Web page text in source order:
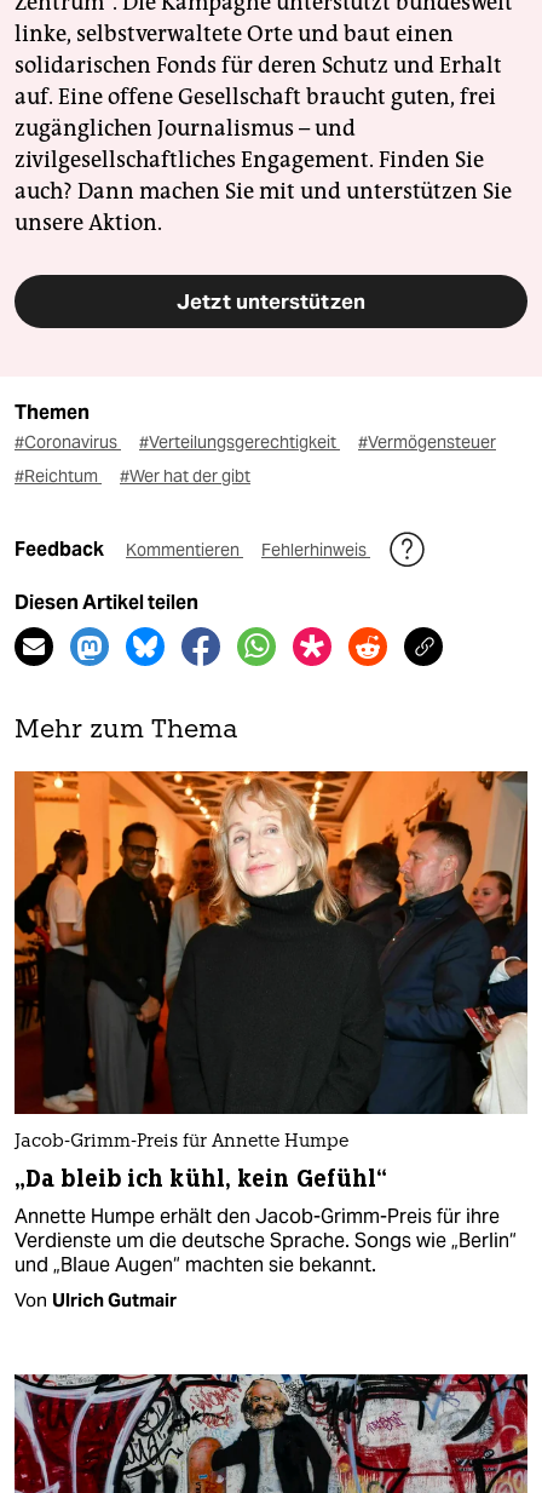
linke, selbstverwaltete Orte und baut einen
solidarischen Fonds für deren Schutz und Erhalt
auf. Eine offene Gesellschaft braucht guten, frei
zugänglichen Journalismus – und
zivilgesellschaftliches Engagement. Finden Sie
auch? Dann machen Sie mit und unterstützen Sie
unsere Aktion.
Jetzt unterstützen
Themen
#Coronavirus #Verteilungsgerechtigkeit
#Vermögensteuer
#Reichtum
#Wer hat der gibt
Feedback Kommentieren Fehlerhinweis
Diesen Artikel teilen
Mehr zum Thema
Jacob-Grimm-Preis für Annette Humpe
„Da bleib ich kühl, kein Gefühl“
Annette Humpe erhält den Jacob-Grimm-Preis für ihre
Verdienste um die deutsche Sprache. Songs wie „Berlin“
und „Blaue Augen“ machten sie bekannt.
Von Ulrich Gutmair